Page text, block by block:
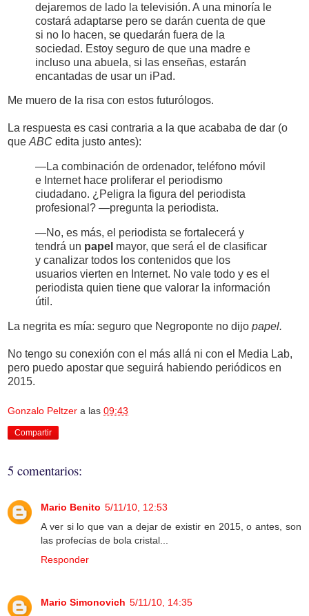
dejaremos de lado la televisión. A una minoría le
costará adaptarse pero se darán cuenta de que
si no lo hacen, se quedarán fuera de la
sociedad. Estoy seguro de que una madre e
incluso una abuela, si las enseñas, estarán
encantadas de usar un iPad.
Me muero de la risa con estos futurólogos.
La respuesta es casi contraria a la que acababa de dar (o
que ABC edita justo antes):
—La combinación de ordenador, teléfono móvil
e Internet hace proliferar el periodismo
ciudadano. ¿Peligra la figura del periodista
profesional? —pregunta la periodista.
—No, es más, el periodista se fortalecerá y
tendrá un papel mayor, que será el de clasificar
y canalizar todos los contenidos que los
usuarios vierten en Internet. No vale todo y es el
periodista quien tiene que valorar la información
útil.
La negrita es mía: seguro que Negroponte no dijo papel.
No tengo su conexión con el más allá ni con el Media Lab,
pero puedo apostar que seguirá habiendo periódicos en
2015.
Gonzalo Peltzer a las 09:43
Compartir
5 comentarios:
Mario Benito 5/11/10, 12:53
A ver si lo que van a dejar de existir en 2015, o antes, son
las profecías de bola cristal...
Responder
Mario Simonovich 5/11/10, 14:35